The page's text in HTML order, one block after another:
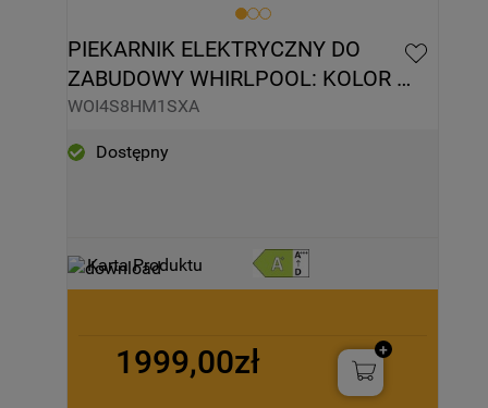
PIEKARNIK ELEKTRYCZNY DO
ZABUDOWY WHIRLPOOL: KOLOR
INOX, SAMOCZYSZCZĄCY -
WOI4S8HM1SXA
WOI4S8HM1SXA
Dostępny
Karta Produktu
1999,00zł